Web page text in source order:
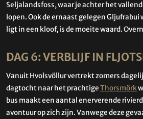
Seljalandsfoss, waar je achter het
lopen. Ook de ernaast gelegen
ligt in een kloof, is de moeite waard.
DAG 6: VERBLIJF IN
Vanuit Hvolsvöllur vertrekt zomers
dagtocht naar het prachtigeThorsmörk
bus maakt een aantal enerverende
avontuur op zich zijn. Vanwege deze